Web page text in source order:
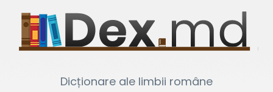
Dicționare ale limbii române